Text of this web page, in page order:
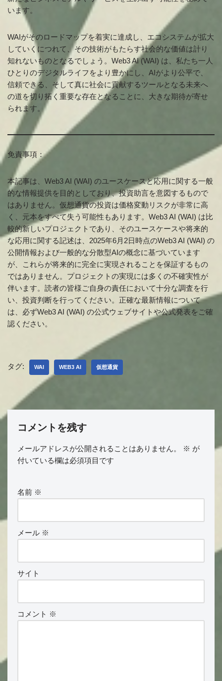
います。
WAIがそのロードマップを着実に達成し、エコシステムが拡大
していくにつれて、その技術がもたらす社会的な価値は計り
知れないものとなるでしょう。Web3 AI (WAI) は、私たち一人
ひとりのデジタルライフをより豊かにし、AIがより公平で、
信頼できる、そして真に社会に貢献するツールとなる未来へ
の道を切り拓く重要な存在となることに、大きな期待が寄せ
られます。
免責事項：
本記事は、Web3 AI (WAI) のユースケースと応用に関する一般
的な情報提供を目的としており、投資助言を意図するもので
はありません。仮想通貨の投資は価格変動リスクが非常に高
く、元本をすべて失う可能性もあります。Web3 AI (WAI) は比
較的新しいプロジェクトであり、そのユースケースや将来的
な応用に関する記述は、2025年6月2日時点のWeb3 AI (WAI) の
公開情報および一般的な分散型AIの概念に基づいています
が、これらが将来的に完全に実現されることを保証するもの
ではありません。プロジェクトの実現には多くの不確実性が
伴います。読者の皆様ご自身の責任において十分な調査を行
い、投資判断を行ってください。正確な最新情報について
は、必ずWeb3 AI (WAI) の公式ウェブサイトや公式発表をご確
認ください。
タグ: WAI WEB3 AI 仮想通貨
コメントを残す
メールアドレスが公開されることはありません。 ※ が
付いている欄は必須項目です
名前 ※
メール ※
サイト
コメント ※